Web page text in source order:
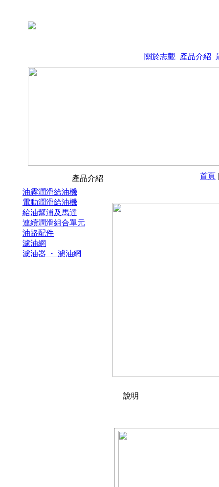
關於志觀 產品介紹
產品介紹 首頁
油霧潤滑給油機
電動潤滑給油機
給油幫浦及馬達
連續潤滑組合單元
油路配件
濾油網
濾油器 ・ 濾油網
說明